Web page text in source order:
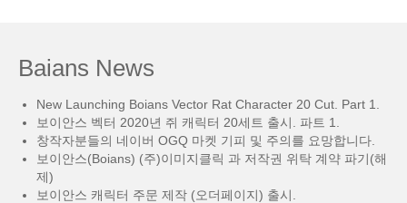
Baians News
New Launching Boians Vector Rat Character 20 Cut. Part 1.
보이안스 벡터 2020년 쥐 캐릭터 20세트 출시. 파트 1.
창작자분들의 네이버 OGQ 마켓 기피 및 주의를 요망합니다.
보이안스(Boians) (주)이미지클릭 과 저작권 위탁 계약 파기(해
제)
보이안스 캐릭터 주문 제작 (오더페이지) 출시.